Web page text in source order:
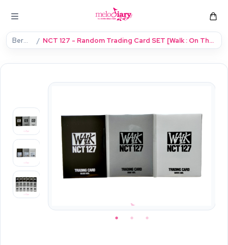
Beranda NCT 127 - Random Trading Card SET [Walk : On The Beat] Pop-Up Store Official MD